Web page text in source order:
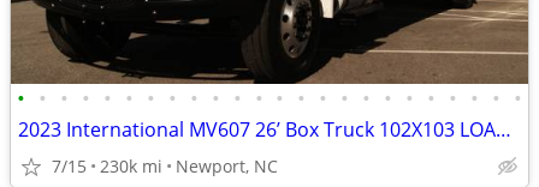
• • • • • • • • • • • • • • • • • • • • • • • •
2023 International MV607 26’ Box Truck 102X103 LOADED 38
7/15 230k mi Newport, NC